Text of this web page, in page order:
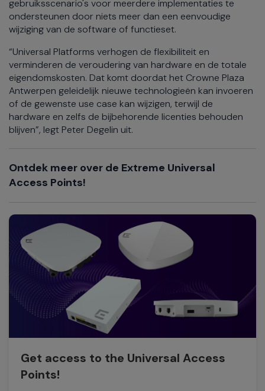
gebruiksscenario's voor meerdere implementaties te
ondersteunen door niets meer dan een eenvoudige
wijziging van de software of functieset.
“Universal Platforms verhogen de flexibiliteit en
verminderen de veroudering van hardware en de totale
eigendomskosten. Dat komt doordat het Crowne Plaza
Antwerpen geleidelijk nieuwe technologieën kan invoeren
of de gewenste use case kan wijzigen, terwijl de
hardware en zelfs de bijbehorende licenties behouden
blijven”, legt Peter Degelin uit.
Ontdek meer over de Extreme Universal
Access Points!
Get access to the Universal Access
Points!